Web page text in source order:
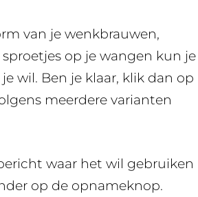
van je wenkbrauwen,
op je wangen kun je
wil. Ben je klaar, klik dan op
meerdere varianten
waar het wil gebruiken
op de opnameknop.